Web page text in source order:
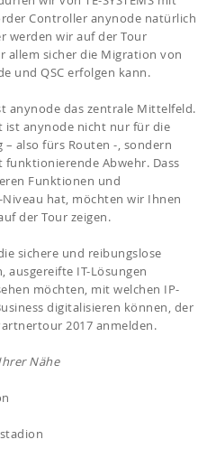
Controller anynode natürlich
werden wir auf der Tour
allem sicher die Migration von
und QSC erfolgen kann.
anynode das zentrale Mittelfeld.
ist anynode nicht nur für die
also fürs Routen -, sondern
Abwehr. Dass
Funktionen und
hat, möchten wir Ihnen
der Tour zeigen.
sichere und reibungslose
ausgereifte IT-Lösungen
möchten, mit welchen IP-
digitalisieren können, der
2017 anmelden.
Nähe